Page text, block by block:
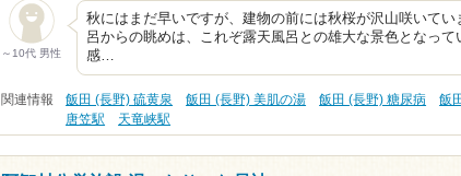
～10代 男性
秋にはまだ早いですが、建物の前には秋桜が沢山咲いて
呂からの眺めは、これぞ露天風呂との雄大な景色となっ
感…
関連情報 飯田 (長野) 硫黄泉 飯田 (長野) 美肌の湯 飯田 (長野) 糖尿病 飯
唐笠駅
天竜峡駅